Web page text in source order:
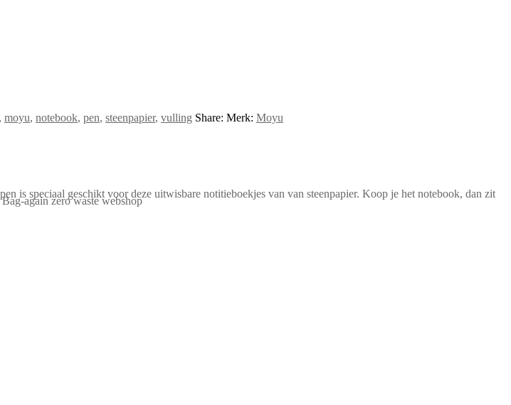
, moyu, notebook, pen, steenpapier, vulling Share: Merk: Moyu
speciaal geschikt voor deze uitwisbare notitieboekjes van van steenpapier. Koop je het notebook, dan zit